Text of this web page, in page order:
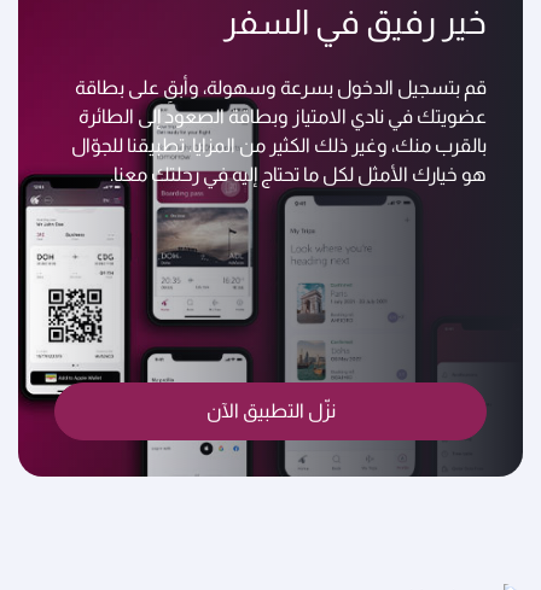
خير رفيق في السفر
قم بتسجيل الدخول بسرعة وسهولة، وأبقِ على بطاقة
عضويتك في نادي الامتياز وبطاقة الصعود إلى الطائرة
بالقرب منك، وغير ذلك الكثير من المزايا. تطبيقنا للجوّال
هو خيارك الأمثل لكل ما تحتاج إليه في رحلتك معنا.
نزّل التطبيق الآن